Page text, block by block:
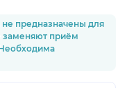
предназначены для
заменяют приём